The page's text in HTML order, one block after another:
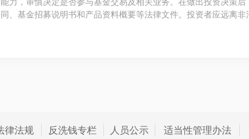
力，审慎决定是否参与基金交易及相关业务。在做出投资决策
、基金招募说明书和产品资料概要等法律文件。投资者应远离
律法规 反洗钱专栏 人员公示 适当性管理办法